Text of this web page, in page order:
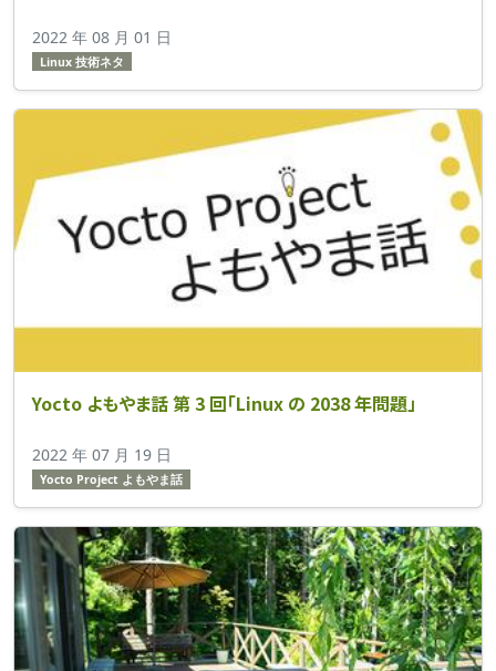
2022 年 08 月 01 日
Linux 技術ネタ
Yocto よもやま話 第 3 回「Linux の 2038 年問題」
2022 年 07 月 19 日
Yocto Project よもやま話